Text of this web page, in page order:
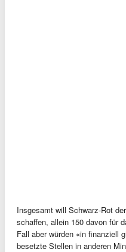
Insgesamt will Schwarz-Rot
schaffen, allein 150 davon für
Fall aber würden «in finanziell
besetzte Stellen in anderen